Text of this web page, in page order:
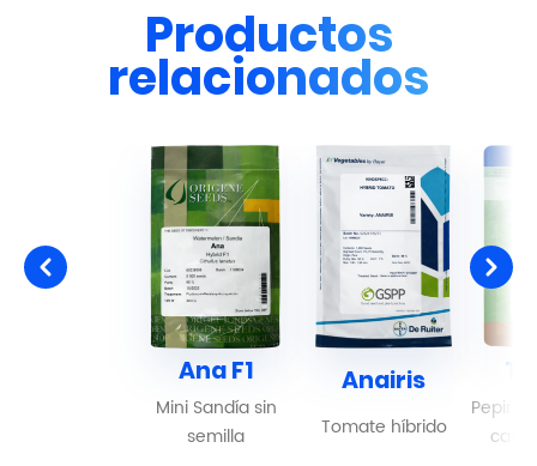
Productos
relacionados
Ana F1
Mini Sandía sin
semilla
Anairis
Tomate híbrido
Pepino